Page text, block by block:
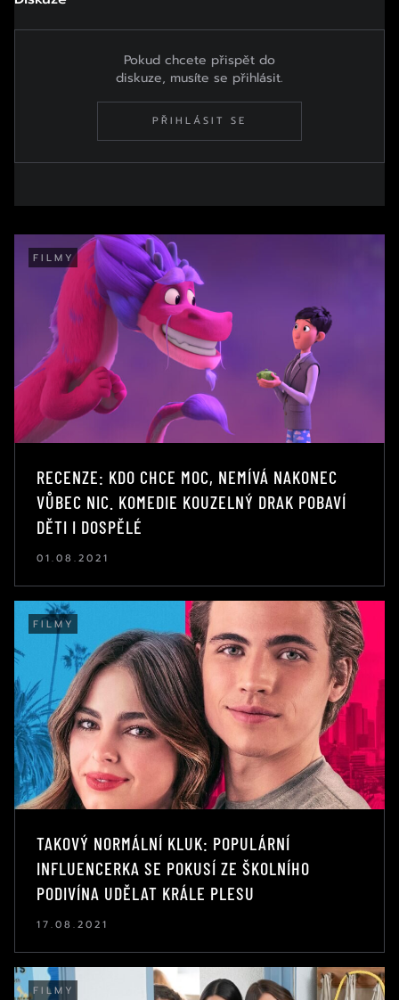
Pokud chcete přispět do
diskuze, musíte se přihlásit.
PŘIHLÁSIT SE
FILMY
RECENZE: KDO CHCE MOC, NEMÍVÁ NAKONEC
VŮBEC NIC. KOMEDIE KOUZELNÝ DRAK POBAVÍ
DĚTI I DOSPĚLÉ
01.08.2021
FILMY
TAKOVÝ NORMÁLNÍ KLUK: POPULÁRNÍ
INFLUENCERKA SE POKUSÍ ZE ŠKOLNÍHO
PODIVÍNA UDĚLAT KRÁLE PLESU
17.08.2021
FILMY